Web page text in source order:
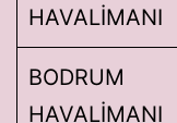
HAVALİMANI
BODRUM
HAVALİMANI